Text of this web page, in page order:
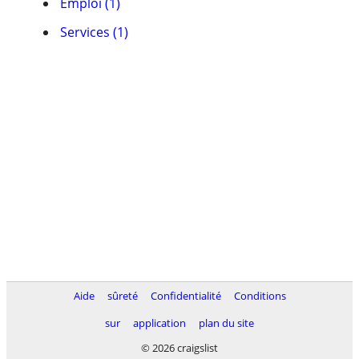
Services (1)
Aide sûreté Confidentialité
Conditions
sur
application
plan du site
© 2026 craigslist